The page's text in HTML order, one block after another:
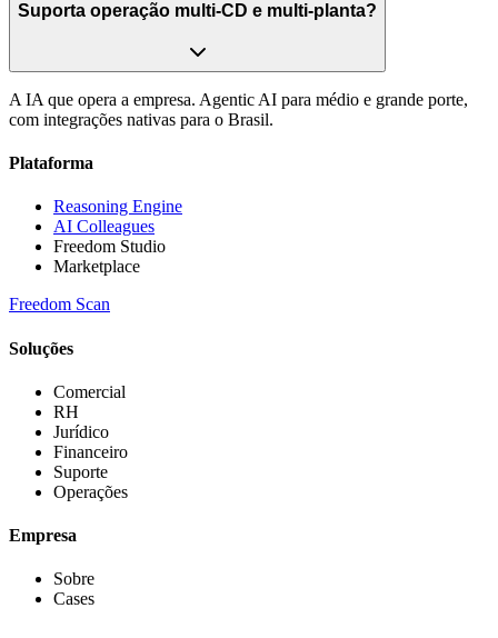
Suporta operação multi-CD e multi-planta?
A IA que opera a empresa. Agentic AI para médio e grande porte,
com integrações nativas para o Brasil.
Plataforma
Reasoning Engine
AI Colleagues
Freedom Studio
Marketplace
Freedom Scan
Soluções
Comercial
RH
Jurídico
Financeiro
Suporte
Operações
Empresa
Sobre
Cases